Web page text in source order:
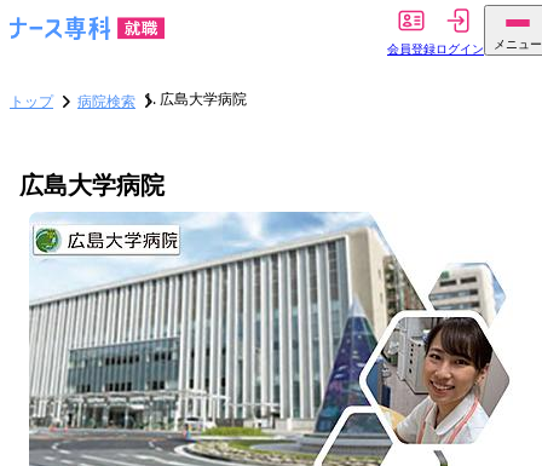
会員登録ログイン メニュー
トップ 病院検索 広島大学病院
広島大学病院